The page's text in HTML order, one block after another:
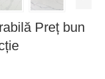
Preț bun